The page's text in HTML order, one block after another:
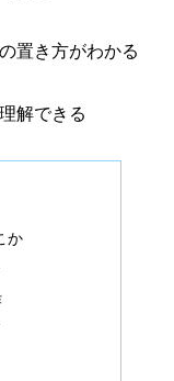
置き方がわかる
解できる
か